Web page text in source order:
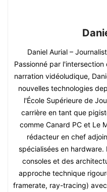
Daniel Aurial –
Passionné par
narration vidéoludique,
nouvelles technologies
l'École Supérieure de
carrière en tant que
comme Canard PC et Le
rédacteur en chef
spécialisées en
consoles et des
approche technique
framerate, ray-tracing)